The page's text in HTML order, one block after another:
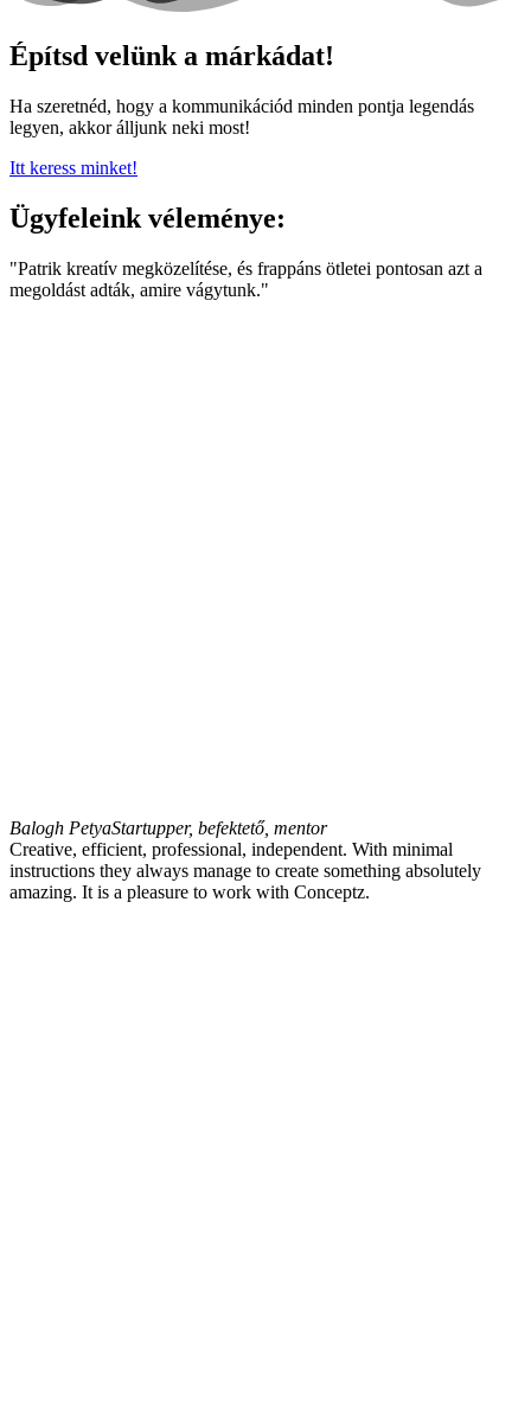
Építsd velünk a márkádat!
Ha szeretnéd, hogy a kommunikációd minden pontja legendás
legyen, akkor álljunk neki most!
Itt keress minket!
Ügyfeleink véleménye:
"Patrik kreatív megközelítése, és frappáns ötletei pontosan azt a
megoldást adták, amire vágytunk."
Balogh PetyaStartupper, befektető, mentor
Creative, efficient, professional, independent. With minimal
instructions they always manage to create something absolutely
amazing. It is a pleasure to work with Conceptz.